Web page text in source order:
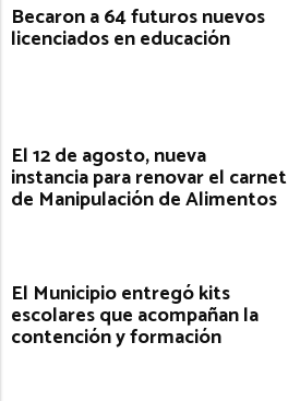
Becaron a 64 futuros nuevos
licenciados en educación
El 12 de agosto, nueva
instancia para renovar el carnet
de Manipulación de Alimentos
El Municipio entregó kits
escolares que acompañan la
contención y formación